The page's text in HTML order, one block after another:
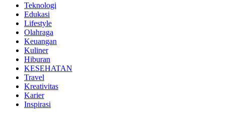
Teknologi
Edukasi
Lifestyle
Olahraga
Keuangan
Kuliner
Hiburan
KESEHATAN
Travel
Kreativitas
Karier
Inspirasi